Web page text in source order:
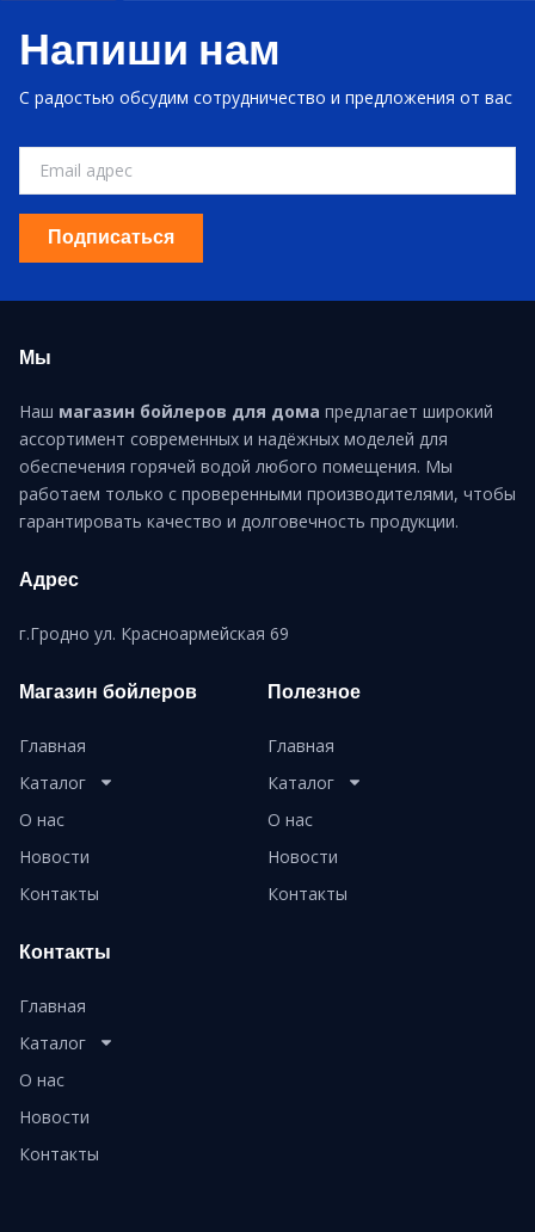
Напиши нам
С радостью обсудим сотрудничество и предложения от вас
Подписаться
Мы
Наш магазин бойлеров для дома предлагает широкий
ассортимент современных и надёжных моделей для
обеспечения горячей водой любого помещения. Мы
работаем только с проверенными производителями, чтобы
гарантировать качество и долговечность продукции.
Адрес
г.Гродно ул. Красноармейская 69
Магазин бойлеров
Главная
Каталог
О нас
Новости
Контакты
Полезное
Главная
Каталог
О нас
Новости
Контакты
Контакты
Главная
Каталог
О нас
Новости
Контакты